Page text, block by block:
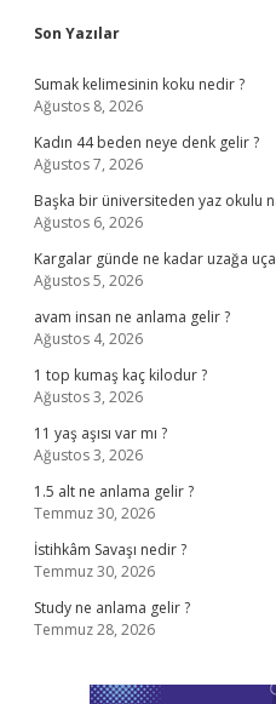
Sidebar
Son Yazılar
Sumak kelimesinin koku nedir ?
Ağustos 8, 2026
Kadın 44 beden neye denk gelir ?
Ağustos 7, 2026
Başka bir üniversiteden yaz okulu
Ağustos 6, 2026
Kargalar günde ne kadar uzağa
Ağustos 5, 2026
avam insan ne anlama gelir ?
Ağustos 4, 2026
1 top kumaş kaç kilodur ?
Ağustos 3, 2026
11 yaş aşısı var mı ?
Ağustos 3, 2026
1.5 alt ne anlama gelir ?
Temmuz 30, 2026
İstihkâm Savaşı nedir ?
Temmuz 30, 2026
Study ne anlama gelir ?
Temmuz 28, 2026